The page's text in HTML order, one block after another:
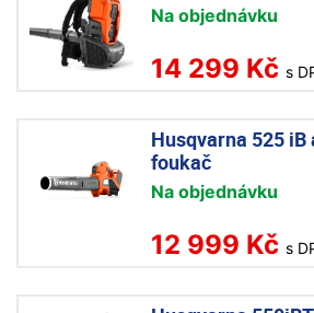
Na objednávku
14 299 Kč s
Husqvarna 525
foukač
Na objednávku
12 999 Kč s